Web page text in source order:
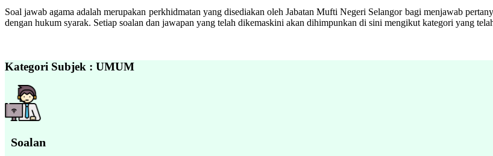
Soal jawab agama adalah merupakan perkhidmatan yang disediakan oleh Jabatan Mufti Negeri Selangor bagi menjawab
dengan hukum syarak. Setiap soalan dan jawapan yang telah dikemaskini akan dihimpunkan di sini mengikut kategori yang
Kategori Subjek : UMUM
Soalan